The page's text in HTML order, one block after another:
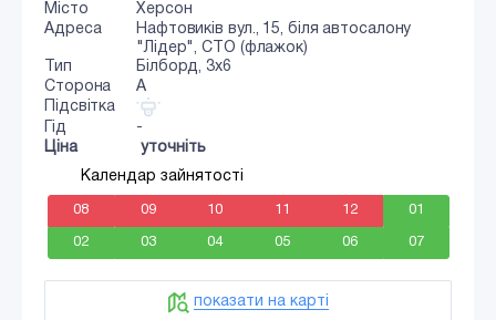
Місто
Херсон
Адреса
Нафтовиків вул., 15, біля автосалону
"Лідер", СТО (флажок)
Тип
Білборд, 3x6
Сторона
A
Підсвітка
Гід
-
Ціна
уточніть
Календар зайнятості
08 09 10 11 12 01
02 03 04 05 06 07
показати на карті